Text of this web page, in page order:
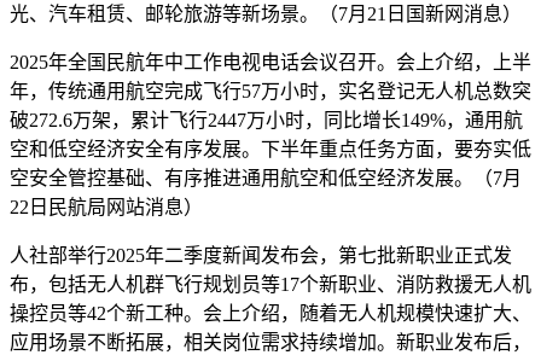
光、汽车租赁、邮轮旅游等新场景。（7月21日国新网消息）
2025年全国民航年中工作电视电话会议召开。会上介绍，上半
年，传统通用航空完成飞行57万小时，实名登记无人机总数突
破272.6万架，累计飞行2447万小时，同比增长149%，通用航
空和低空经济安全有序发展。下半年重点任务方面，要夯实低
空安全管控基础、有序推进通用航空和低空经济发展。（7月
22日民航局网站消息）
人社部举行2025年二季度新闻发布会，第七批新职业正式发
布，包括无人机群飞行规划员等17个新职业、消防救援无人机
操控员等42个新工种。会上介绍，随着无人机规模快速扩大、
应用场景不断拓展，相关岗位需求持续增加。新职业发布后，